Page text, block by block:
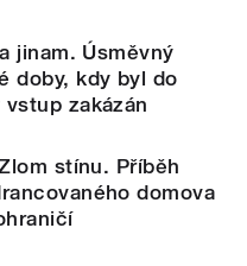
jinam. Úsměvný
doby, kdy byl do
zakázán
stínu. Příběh
domova